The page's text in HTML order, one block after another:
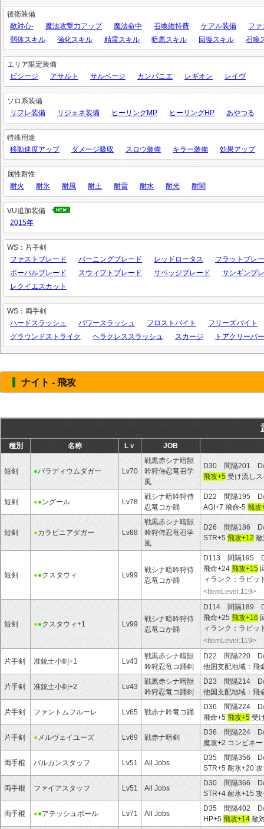
後衛装備
敵対心-
魔法攻撃力アップ 魔法命中 召喚維持費 ケアル装備
フ
弱体スキル
強化スキル 精霊スキル 暗黒スキル 回復スキル 召喚
エリア限定装備
ビシージ
アサルト サルベージ カンパニエ レギオン レイヴ
ソロ系装備
リフレ装備
リジェネ装備 ヒーリングMP ヒーリングHP あやつる
特殊用途
移動速度アップ
ダメージ吸収 スロウ装備 キラー装備 効果アップ
属性耐性
耐火
耐氷 耐風 耐土 耐雷 耐水 耐光 耐闇
VU追加装備
2015年
WS：片手剣
ファストブレード
バーニングブレード レッドロータス
フラットブレ
ボーパルブレード
スウィフトブレード サベッジブレード
サンギンブ
レクイエスカット
WS：両手剣
ハードスラッシュ
パワースラッシュ フロストバイト
フリーズバイト
グラウンドストライク
ヘラクレススラッシュ スカージ トアクリーバー
ナイト - 飛攻
種別 名称 Lｖ JOB
短剣 ●パラディウムダガー Lv70
戦黒赤シナ暗獣
吟狩侍忍竜召学
風
D30 間隔201
飛攻+5 受け流し
短剣 ●●ングール Lv78
戦シナ暗吟狩侍
忍竜コか踊
D22 間隔195
AGI+7 飛命-5 飛攻
短剣 ●カラビニアダガー Lv88
戦黒赤シナ暗獣
吟狩侍忍竜召学
風
D26 間隔186
STR+5 飛攻+12
短剣 ●●クスタウィ Lv99
戦シナ暗吟狩侍
忍竜コか踊
D113 間隔195
飛命+24 飛攻+15
ィランク：ラピッ
<ItemLevel:119>
短剣 ●●クスタウィ+1 Lv99
戦シナ暗吟狩侍
忍竜コか踊
D114 間隔189
飛命+25 飛攻+16
ィランク：ラピッ
<ItemLevel:119>
片手剣 准銃士小剣+1 Lv43
戦黒赤シナ暗獣
吟狩忍竜コ踊剣
D22 間隔220
他国支配地域：飛
片手剣 准銃士小剣+2 Lv43
戦黒赤シナ暗獣
吟狩忍竜コ踊剣
D23 間隔214
他国支配地域：飛
片手剣 ファントムフルーレ Lv65 戦赤ナ吟竜コ踊
D36 間隔224
飛命+5 飛攻+5 受
片手剣 ●メルヴェイユーズ Lv69 戦赤ナ暗剣
D36 間隔224
魔攻+2 コンビネ
両手棍 バルカンスタッフ Lv51 All Jobs
D35 間隔356
STR+5 耐氷+20
両手棍 ファイアスタッフ Lv51 All Jobs
D30 間隔366
STR+4 耐氷+15
両手棍 ●●アテッシュポール Lv71 All Jobs
D35 間隔402
HP+5 飛攻+14 敵